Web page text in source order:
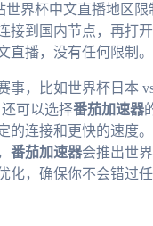
世界杯中文直播地区
接到国内节点，再打
直播，没有任何限制。
事，比如世界杯日本
可以选择番茄加速器
的连接和更快的速度
番茄加速器会推出世
化，确保你不会错过